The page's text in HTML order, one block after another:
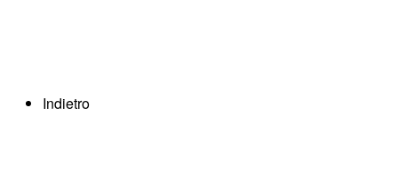
Indietro